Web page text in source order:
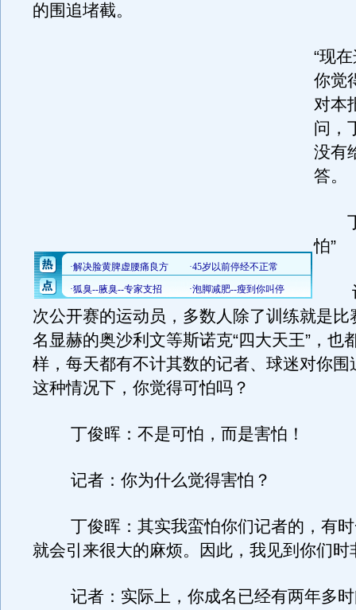
的围追堵截。
“现
你觉
对本
问，
没有
答。
丁
怕”
记
次公开赛的运动员，多数人除了训练就是比
名显赫的奥沙利文等斯诺克“四大天王”，也
样，每天都有不计其数的记者、球迷对你围
这种情况下，你觉得可怕吗？
丁俊晖：不是可怕，而是害怕！
记者：你为什么觉得害怕？
丁俊晖：其实我蛮怕你们记者的，有时
就会引来很大的麻烦。因此，我见到你们时
记者：实际上，你成名已经有两年多时